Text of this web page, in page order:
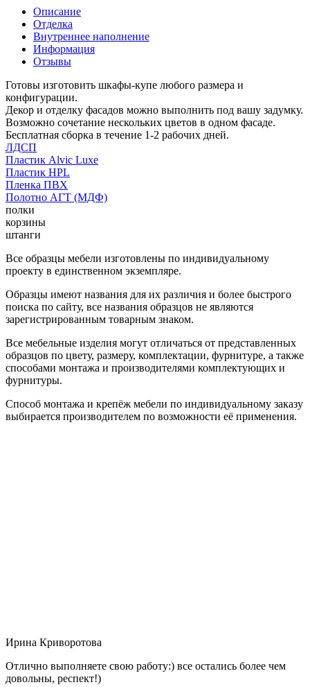
Описание
Отделка
Внутреннее наполнение
Информация
Отзывы
Готовы изготовить шкафы-купе любого размера и
конфигурации.
Декор и отделку фасадов можно выполнить под вашу задумку.
Возможно сочетание нескольких цветов в одном фасаде.
Бесплатная сборка в течение 1-2 рабочих дней.
ЛДСП
Пластик Alvic Luxe
Пластик HPL
Пленка ПВХ
Полотно АГТ (МДФ)
полки
корзины
штанги
Все образцы мебели изготовлены по индивидуальному
проекту в единственном экземпляре.
Образцы имеют названия для их различия и более быстрого
поиска по сайту, все названия образцов не являются
зарегистрированным товарным знаком.
Все мебельные изделия могут отличаться от представленных
образцов по цвету, размеру, комплектации, фурнитуре, а также
способами монтажа и производителями комплектующих и
фурнитуры.
Способ монтажа и крепёж мебели по индивидуальному заказу
выбирается производителем по возможности её применения.
Ирина Криворотова
Отлично выполняете свою работу:) все остались более чем
довольны, респект!)